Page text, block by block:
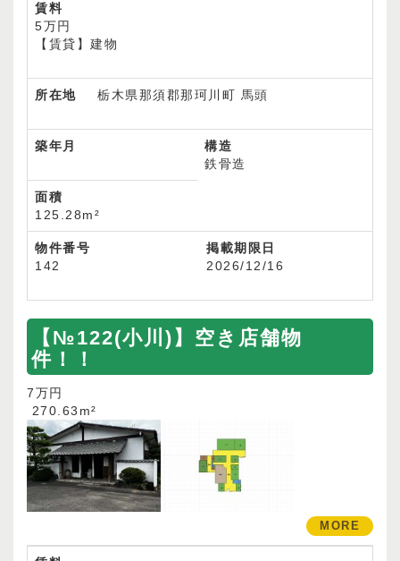
賃料
5万円
【賃貸】建物
所在地 栃木県那須郡那珂川町 馬頭
築年月
構造
鉄骨造
面積
125.28m²
物件番号
142
掲載期限日
2026/12/16
【№122(小川)】空き店舗物
件！！
7万円
270.63m²
MORE